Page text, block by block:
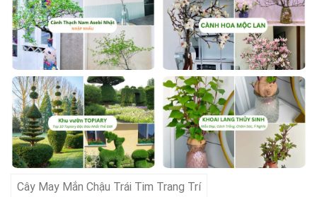
Cây May Mắn Chậu Trái Tim Trang Trí